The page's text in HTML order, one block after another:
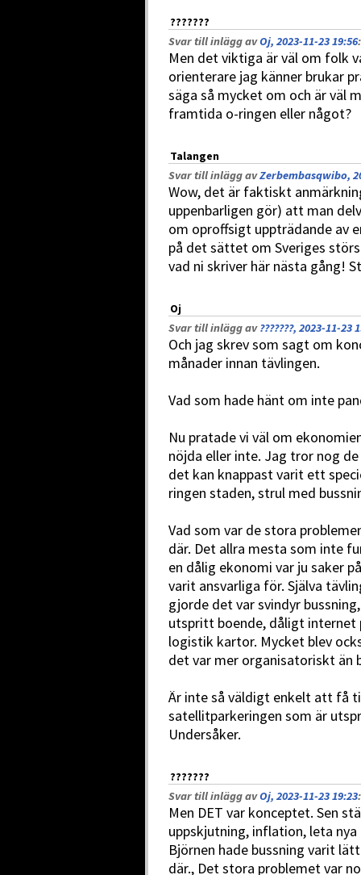
???????
Svar till inlägg avOj, 2023-11-23 19:56:
Men det viktiga är väl om folk
orienterare jag känner brukar
säga så mycket om och är väl
framtida o-ringen eller något?
Talangen
Svar till inlägg avZerbembasqwibo,
Wow, det är faktiskt
uppenbarligen gör) att man
om oproffsigt uppträdande av
på det sättet om Sveriges
vad ni skriver här nästa gång!
Oj
Svar till inlägg av???????, 2023-11-23
Och jag skrev som sagt om
månader innan tävlingen.
Vad som hade hänt om inte
Nu pratade vi väl om
nöjda eller inte. Jag tror nog
det kan knappast varit ett
ringen staden, strul med
Vad som var de stora
där. Det allra mesta som inte
en dålig ekonomi var ju saker
varit ansvarliga för. Själva
gjorde det var svindyr
utspritt boende, dåligt internet
logistik kartor. Mycket blev
det var mer organisatoriskt än
Är inte så väldigt enkelt att få
satellitparkeringen som är
Undersåker.
???????
Svar till inlägg avOj, 2023-11-23 19:23:
Men DET var konceptet. Sen
uppskjutning, inflation, leta
Björnen hade bussning varit
där., Det stora problemet var